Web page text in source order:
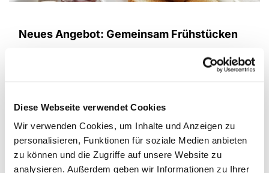
Diese Webseite verwendet Cookies
Wir verwenden Cookies, um Inhalte und Anzeigen zu
personalisieren, Funktionen für soziale Medien anbieten
zu können und die Zugriffe auf unsere Website zu
analysieren. Außerdem geben wir Informationen zu Ihrer
Neues Angebot: Gemeinsam Frühstücken
unser reichhaltiges Frühstücksbüffet in geselliger
Runde genießen. Zur Planung wird um eine
Anmeldung bei Frau Liane Schiermeyer, Tel.:
05204 / 5216 Unkostenbeitrag 5,00 € Sollten Sie
sich angemeldet haben und doch verhindert sein,
bitte wieder abmelden.